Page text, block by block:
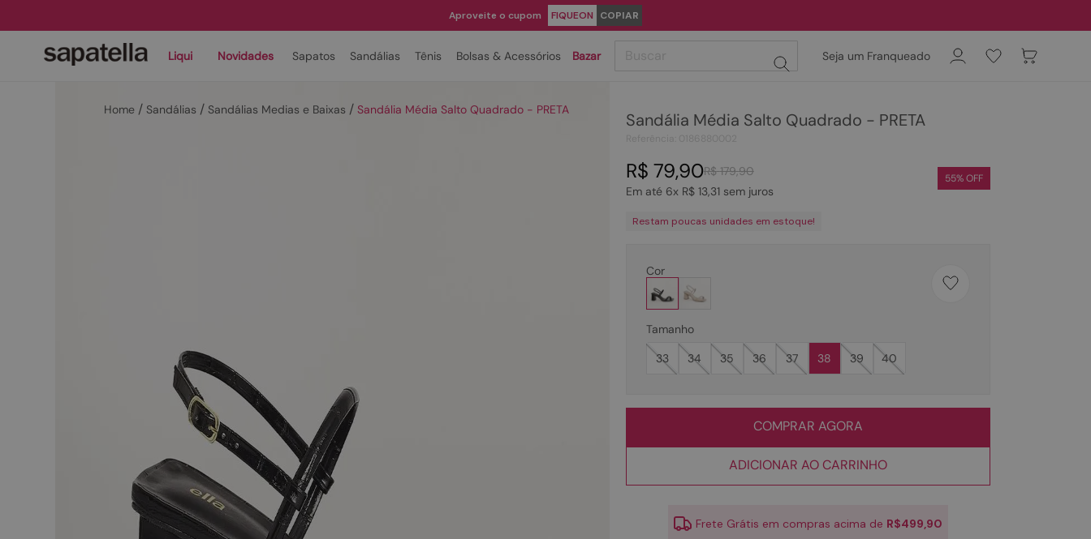
Aproveite o cupom FIQUEON COPIAR
Liqui Novidades Sapatos Sandálias Tênis Bolsas & Acessórios Bazar Seja um Franqueado
Sandálias Sandálias Medias e Baixas Sandália Média Salto Quadrado - PRETA Sandália Média Salto Quadrado - PRETA
R$ 179,90
R$ 79,90
Em até 6x R$ 13,31sem juros
55% OFF
Restam poucas unidades em estoque!
Cor
Tamanho
33
34 35 36 37 38 39 40
COMPRAR AGORA
ADICIONAR AO CARRINHO
Frete Grátis em compras acima de R$499,90